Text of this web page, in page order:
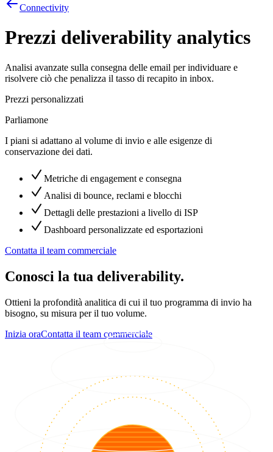
Connectivity
Prezzi deliverability analytics
Analisi avanzate sulla consegna delle email per individuare e
risolvere ciò che penalizza il tasso di recapito in inbox.
Prezzi personalizzati
Parliamone
I piani si adattano al volume di invio e alle esigenze di
conservazione dei dati.
Metriche di engagement e consegna
Analisi di bounce, reclami e blocchi
Dettagli delle prestazioni a livello di ISP
Dashboard personalizzate ed esportazioni
Contatta il team commerciale
Conosci la tua deliverability.
Ottieni la profondità analitica di cui il tuo programma di invio ha
bisogno, su misura per il tuo volume.
Inizia oraContatta il team commerciale